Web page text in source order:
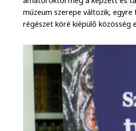
múzeum szerepe változik,
régészet köré kiépülő közösség